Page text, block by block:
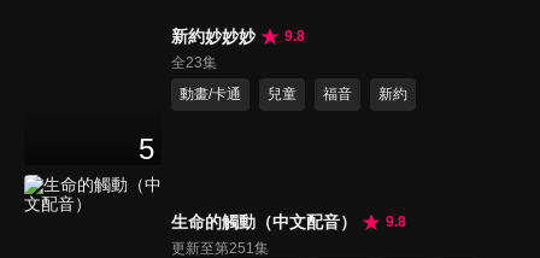
5
新約妙妙妙
9.8
全23集
動畫/卡通
兒童 福音 新約
生命的觸動（中文配音）
9.8
更新至第251集